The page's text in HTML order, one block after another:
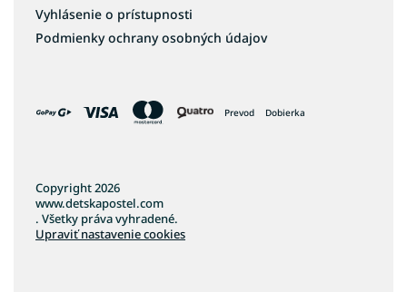
Vyhlásenie o prístupnosti
Podmienky ochrany osobných údajov
Prevod Dobierka
Copyright 2026
www.detskapostel.com
. Všetky práva vyhradené.
Upraviť nastavenie cookies